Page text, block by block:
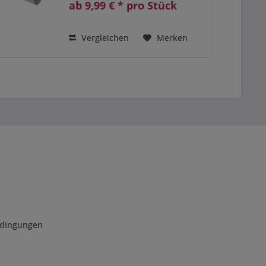
ab 9,99 € * pro Stück
Vergleichen Merken